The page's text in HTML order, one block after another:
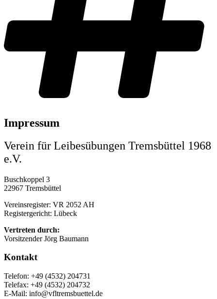
Impressum
Verein für Leibesübungen Tremsbüttel 1968
e.V.
Buschkoppel 3
22967 Tremsbüttel
Vereinsregister: VR 2052 AH
Registergericht: Lübeck
Vertreten durch:
Vorsitzender Jörg Baumann
Kontakt
Telefon: +49 (4532) 204731
Telefax: +49 (4532) 204732
E-Mail: info@vfltremsbuettel.de